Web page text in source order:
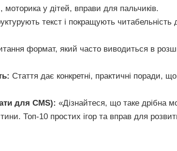
у дітей, вправи для пальчиків.
текст і покращують читабельність
формат, який часто виводиться в
Стаття дає конкретні, практичні поради,
для CMS): «Дізнайтеся, що таке дрібна
Топ-10 простих ігор та вправ для